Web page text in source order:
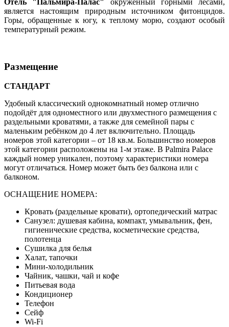
является настоящим природным источником фитонцидов.
Горы, обращенные к югу, к теплому морю, создают особый
температурный режим.
Размещение
СТАНДАРТ
Удобный классический однокомнатный номер отлично
подойдёт для одноместного или двухместного размещения с
раздельными кроватями, а также для семейной пары с
маленьким ребёнком до 4 лет включительно. Площадь
номеров этой категории – от 18 кв.м. Большинство номеров
этой категории расположены на 1-м этаже. В Palmira Palace
каждый номер уникален, поэтому характеристики номера
могут отличаться. Номер может быть без балкона или с
балконом.
ОСНАЩЕНИЕ НОМЕРА:
Кровать (раздельные кровати), ортопедический матрас
Санузел: душевая кабина, компакт, умывальник, фен,
гигиенические средства, косметические средства,
полотенца
Сушилка для белья
Халат, тапочки
Мини-холодильник
Чайник, чашки, чай и кофе
Питьевая вода
Кондиционер
Телефон
Сейф
Wi-Fi